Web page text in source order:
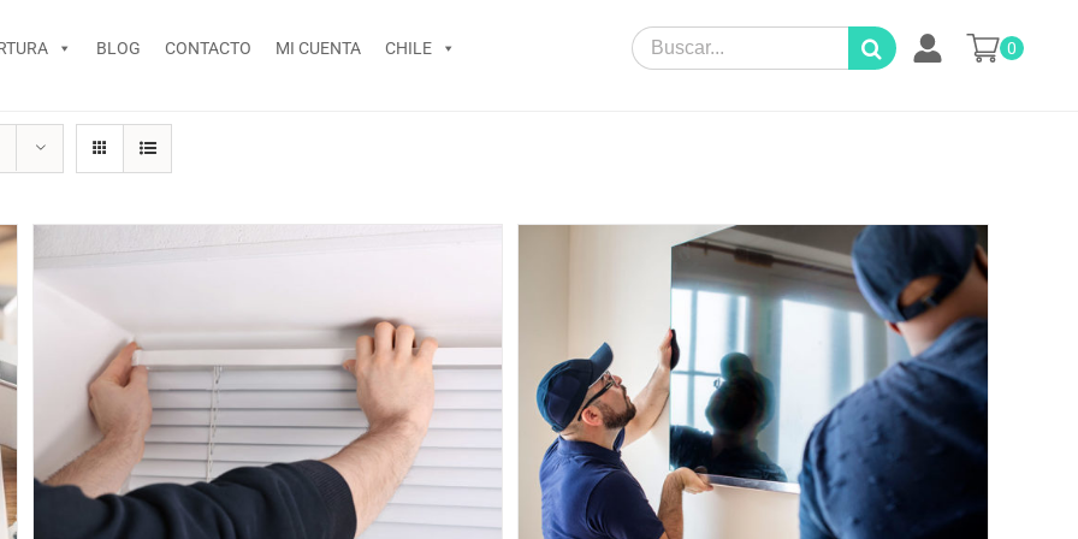
BLOG CONTACTO MI CUENTA CHILE
Search
for:
0